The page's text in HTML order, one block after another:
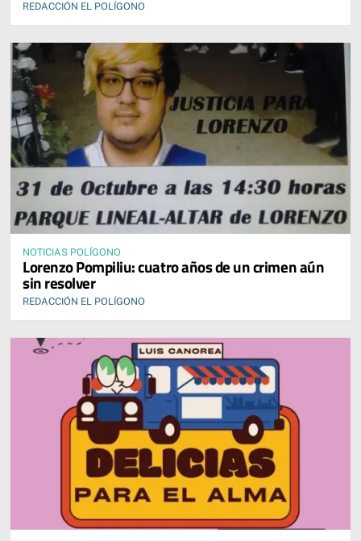
REDACCIÓN EL POLÍGONO
NOTICIAS POLÍGONO
Lorenzo Pompiliu: cuatro años de un crimen aún
sin resolver
REDACCIÓN EL POLÍGONO